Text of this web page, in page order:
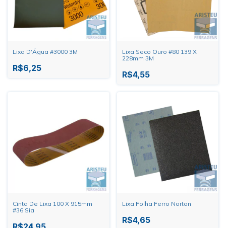
Lixa D'Água #3000 3M
R$6,25
Lixa Seco Ouro #80 139 X
228mm 3M
R$4,55
Cinta De Lixa 100 X 915mm
#36 Sia
Lixa Folha Ferro Norton
R$4,65